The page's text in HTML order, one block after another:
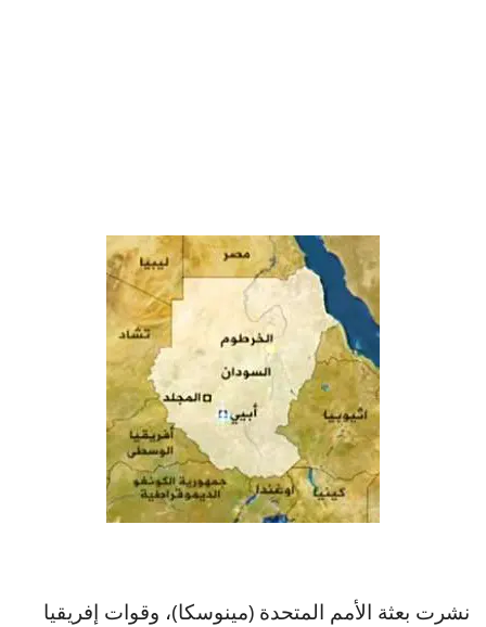
نشرت بعثة الأمم المتحدة (مينوسكا)، وقوات إفريقيا